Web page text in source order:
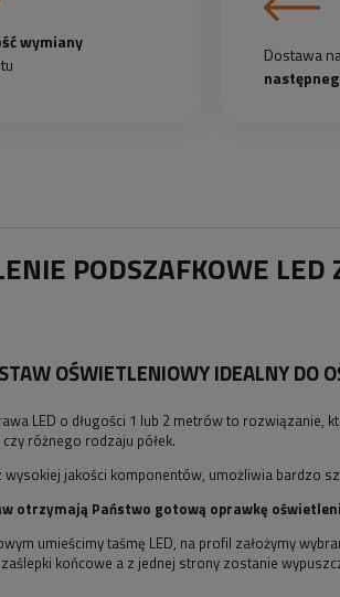
wymiany
Dostawa
PODSZAFKOWE
OŚWIETLENIOWY IDEALNY DO
LED o długości 1 lub 2 metrów to rozwiązanie,
różnego rodzaju półek.
wysokiej jakości komponentów, umożliwia bardzo
otrzymają Państwo gotową oprawkę
umieścimy taśmę LED, na profil założymy
końcowe a z jednej strony zostanie